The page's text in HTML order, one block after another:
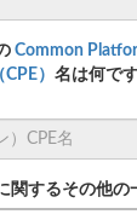
Common
） 名は何で
関するその他の